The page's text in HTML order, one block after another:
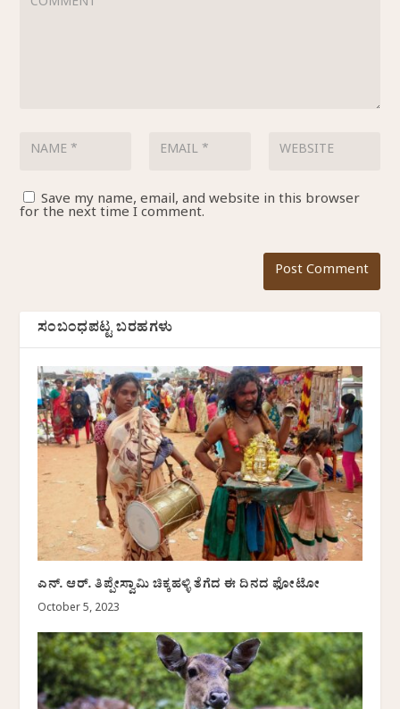
Save my name, email, and website in this browser
for the next time I comment.
ಸಂಬಂಧಪಟ್ಟ ಬರಹಗಳು
ಎನ್. ಆರ್. ತಿಪ್ಪೇಸ್ವಾಮಿ ಚಿಕ್ಕಹಳ್ಳಿ ತೆಗೆದ ಈ ದಿನದ ಫೋಟೋ
October 5, 2023